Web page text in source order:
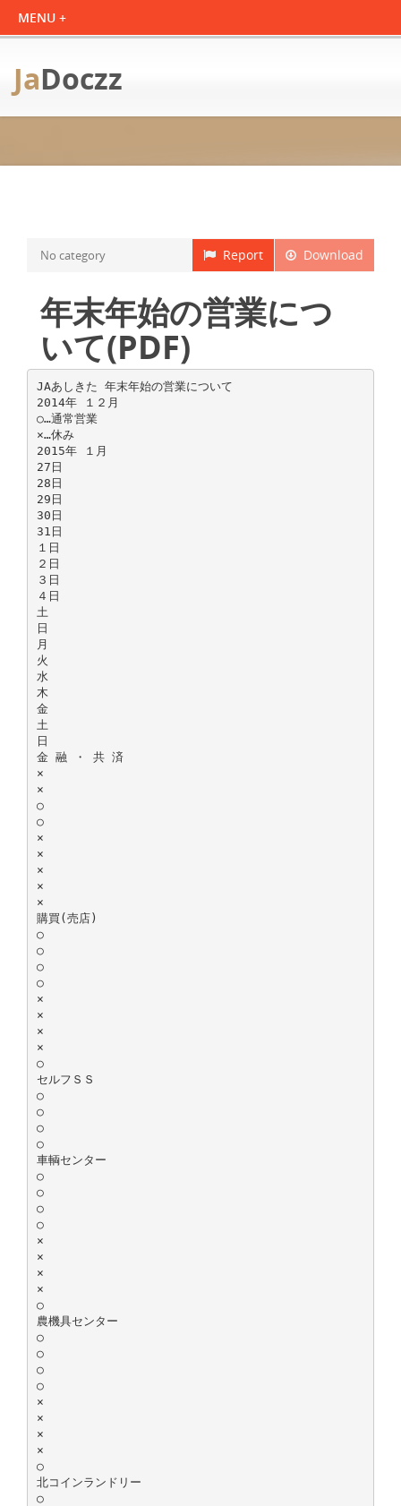
JaDoczz
Download
Report
No category
年末年始の営業につ
いて(PDF)
JAあしきた 年末年始の営業について
2014年 １２月
○…通常営業
×…休み
2015年 １月
27日
28日
29日
30日
31日
１日
２日
３日
４日
土
日
月
火
水
木
金
土
日
金 融 ・ 共 済
×
×
○
○
×
×
×
×
×
購買(売店)
○
○
○
○
×
×
×
×
○
セルフＳＳ
○
○
○
○
車輌センター
○
○
○
○
×
×
×
×
○
農機具センター
○
○
○
○
×
×
×
×
○
北コインランドリー
○